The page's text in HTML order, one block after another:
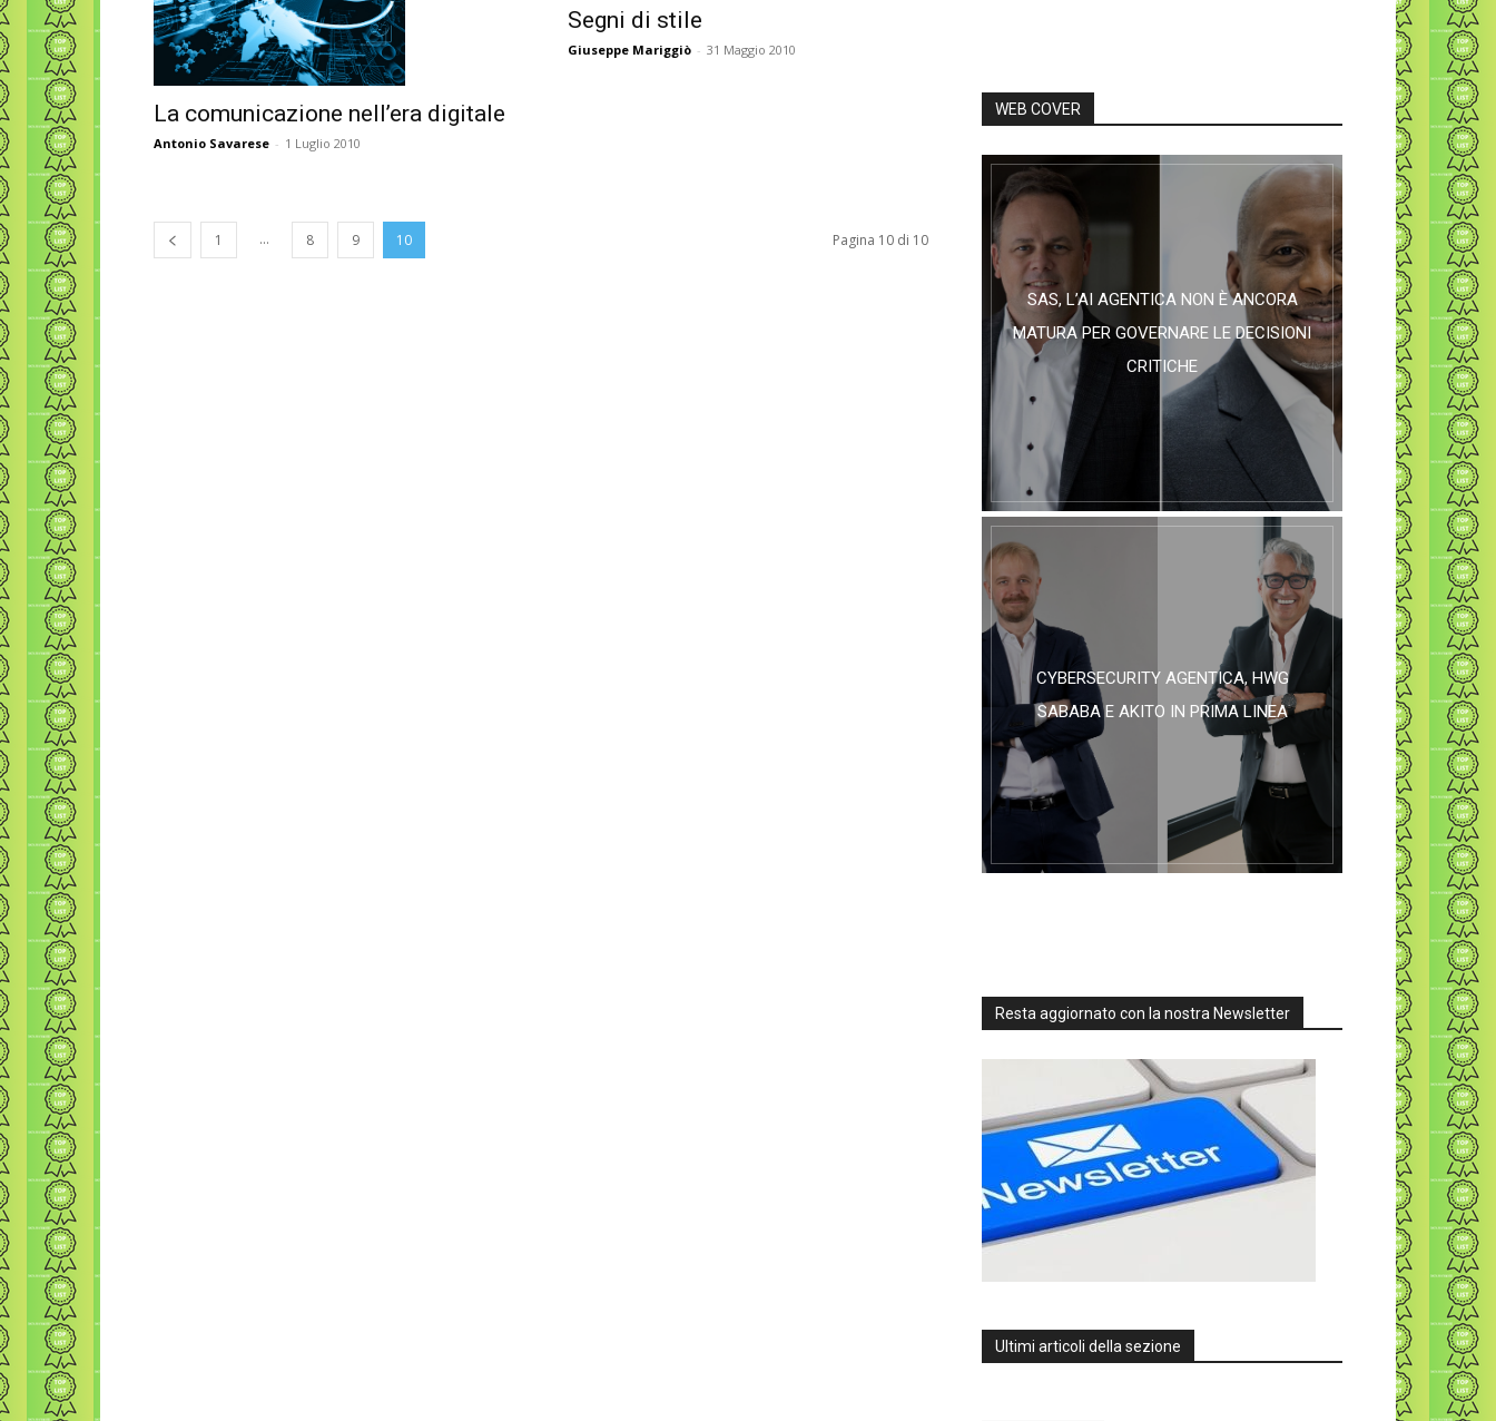
La comunicazione nell’era digitale
Antonio Savarese - 1 Luglio 2010
Segni di stile
Giuseppe Mariggiò - 31 Maggio 2010
1 ... 8 9 10 Pagina 10 di 10
WEB COVER
SAS, L’AI AGENTICA NON È ANCORA
MATURA PER GOVERNARE LE DECISIONI
CRITICHE
CYBERSECURITY AGENTICA, HWG
SABABA E AKITO IN PRIMA LINEA
Resta aggiornato con la nostra Newsletter
Ultimi articoli della sezione